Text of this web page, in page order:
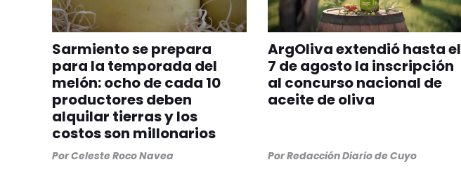
Sarmiento se prepara
para la temporada del
melón: ocho de cada 10
productores deben
alquilar tierras y los
costos son millonarios
PorCeleste Roco Navea
ArgOliva extendió hasta el
7 de agosto la inscripción
al concurso nacional de
aceite de oliva
PorRedacción Diario de Cuyo